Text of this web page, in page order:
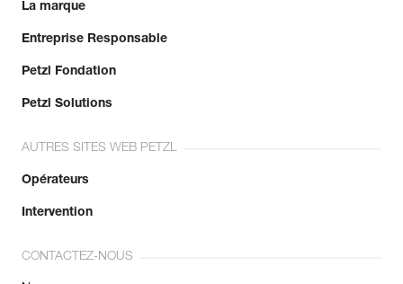
La marque
Entreprise Responsable
Petzl Fondation
Petzl Solutions
AUTRES SITES WEB PETZL
Opérateurs
Intervention
CONTACTEZ-NOUS